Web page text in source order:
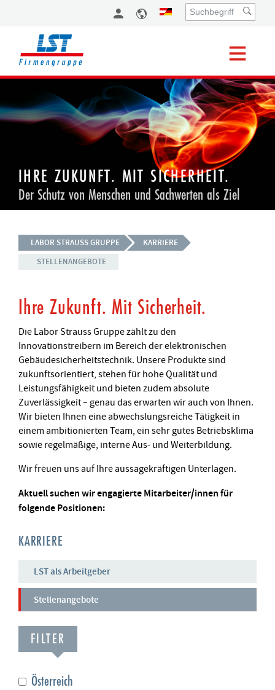
IHRE ZUKUNFT. MIT SICHERHEIT.
Der Schutz von Menschen und Sachwerten als Ziel
LABOR STRAUSS GRUPPE
KARRIERE
STELLENANGEBOTE
Ihre Zukunft. Mit Sicherheit.
Die Labor Strauss Gruppe zählt zu den
Innovationstreibern im Bereich der elektronischen
Gebäudesicherheitstechnik. Unsere Produkte sind
zukunftsorientiert, stehen für hohe Qualität und
Leistungsfähigkeit und bieten zudem absolute
Zuverlässigkeit – genau das erwarten wir auch von Ihnen.
Wir bieten Ihnen eine abwechslungsreiche Tätigkeit in
einem ambitionierten Team, ein sehr gutes Betriebsklima
sowie regelmäßige, interne Aus- und Weiterbildung.
Wir freuen uns auf Ihre aussagekräftigen Unterlagen.
Aktuell suchen wir engagierte Mitarbeiter/innen für
folgende Positionen:
KARRIERE
LST als Arbeitgeber
Stellenangebote
FILTER
Österreich